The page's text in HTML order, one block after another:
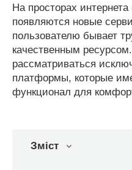
На просторах
появляются новые
пользователю бывает
качественным
рассматриваться
платформы, которые
функционал для
Зміст